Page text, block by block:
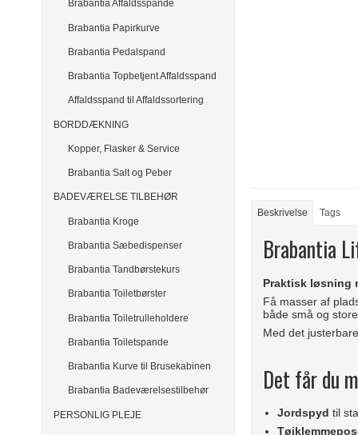
Brabantia Affaldsspande
Brabantia Papirkurve
Brabantia Pedalspand
Brabantia Topbetjent Affaldsspand
Affaldsspand til Affaldssortering
BORDDÆKNING
Kopper, Flasker & Service
Brabantia Salt og Peber
BADEVÆRELSE TILBEHØR
Brabantia Kroge
Brabantia Sæbedispenser
Brabantia Tandbørstekurs
Brabantia Toiletbørster
Brabantia Toiletrulleholdere
Brabantia Toiletspande
Brabantia Kurve til Brusekabinen
Brabantia Badeværelsestilbehør
PERSONLIG PLEJE
Beskrivelse Tags
Brabantia
Praktisk løsning
Få masser af
både små og
Med det
Det får du
Jordspyd til